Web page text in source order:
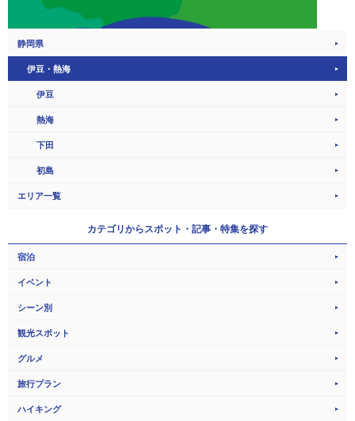
静岡県
伊豆・熱海
伊豆
熱海
下田
初島
エリア一覧
カテゴリからスポット・記事・特集を探す
宿泊
イベント
シーン別
観光スポット
グルメ
旅行プラン
ハイキング